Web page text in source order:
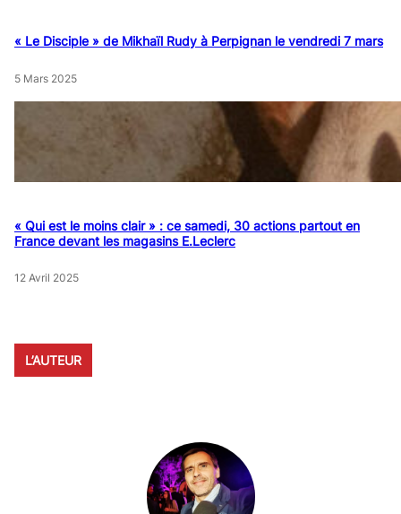
« Le Disciple » de Mikhaïl Rudy à Perpignan le vendredi 7 mars
5 Mars 2025
« Qui est le moins clair » : ce samedi, 30 actions partout en
France devant les magasins E.Leclerc
12 Avril 2025
L’AUTEUR